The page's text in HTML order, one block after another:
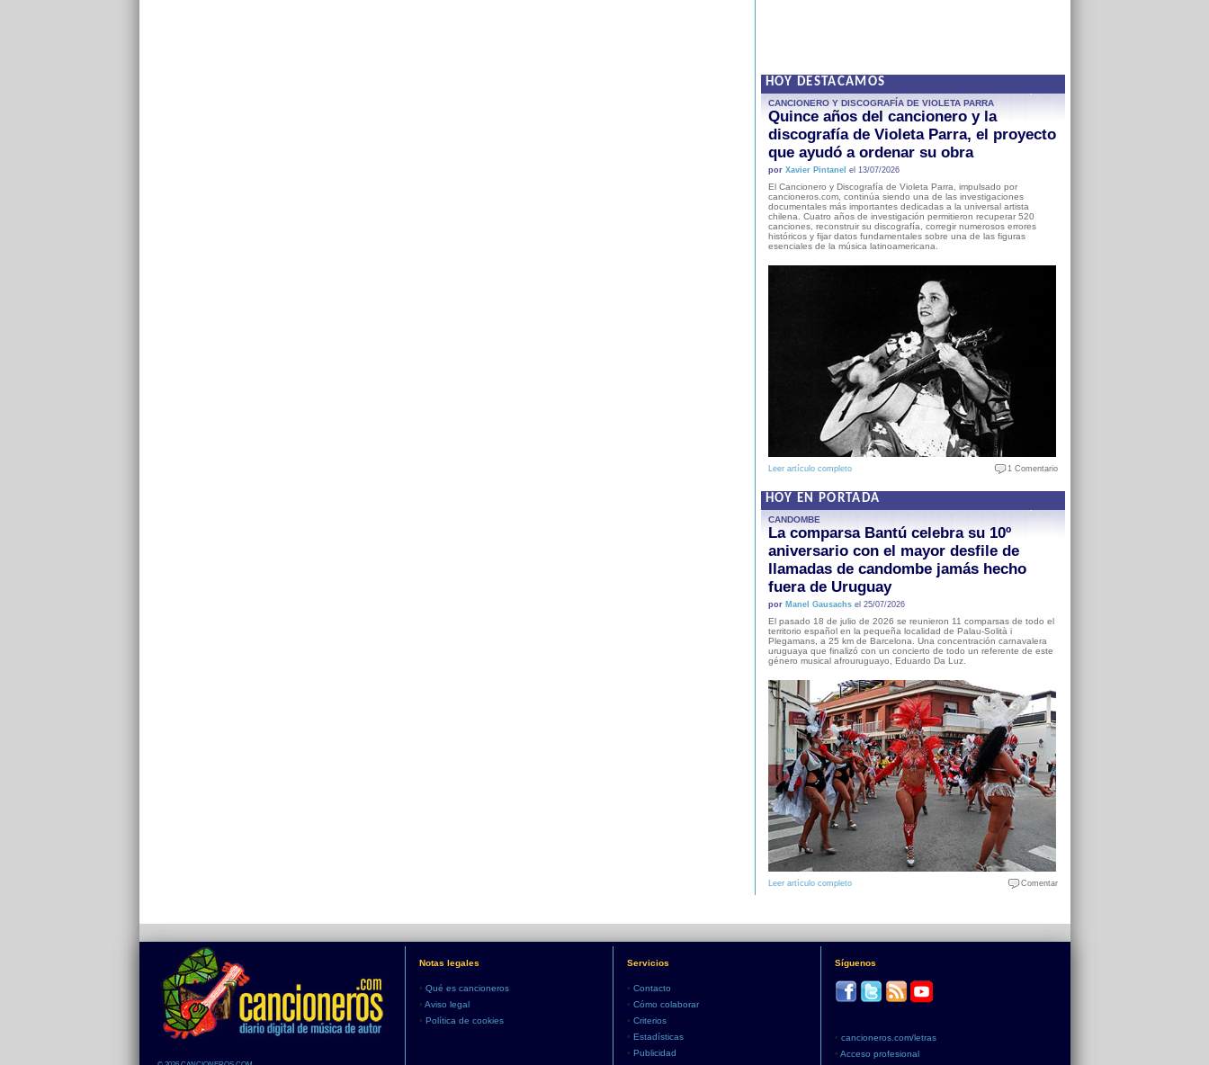
HOY DESTACAMOS
CANCIONERO Y DISCOGRAFÍA DE VIOLETA PARRA
Quince años del cancionero y la
discografía de Violeta Parra, el proyecto
que ayudó a ordenar su obra
por Xavier Pintanel el 13/07/2026
El Cancionero y Discografía de Violeta Parra, impulsado por
cancioneros.com, continúa siendo una de las investigaciones
documentales más importantes dedicadas a la universal artista
chilena. Cuatro años de investigación permitieron recuperar 520
canciones, reconstruir su discografía, corregir numerosos errores
históricos y fijar datos fundamentales sobre una de las figuras
esenciales de la música latinoamericana.
Leer artículo completo 1 Comentario
HOY EN PORTADA
CANDOMBE
La comparsa Bantú celebra su 10º
aniversario con el mayor desfile de
llamadas de candombe jamás hecho
fuera de Uruguay
por Manel Gausachsel 25/07/2026
El pasado 18 de julio de 2026 se reunieron 11 comparsas de todo el
territorio español en la pequeña localidad de Palau-Solità i
Plegamans, a 25 km de Barcelona. Una concentración carnavalera
uruguaya que finalizó con un concierto de todo un referente de este
género musical afrouruguayo, Eduardo Da Luz.
Leer artículo completo Comentar
Notas legales
• Qué es cancioneros
• Aviso legal
• Política de cookies
Servicios
• Contacto
• Cómo colaborar
• Criterios
• Estadísticas
• Publicidad
Síguenos
• cancioneros.com/letras
• Acceso profesional